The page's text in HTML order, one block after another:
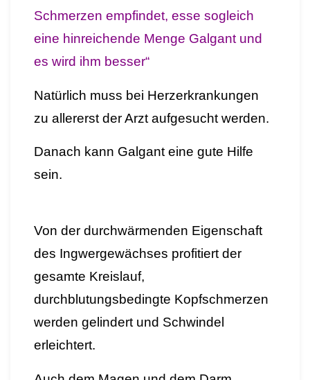
Schmerzen empfindet, esse sogleich
eine hinreichende Menge Galgant und
es wird ihm besser“
Natürlich muss bei Herzerkrankungen
zu allererst der Arzt aufgesucht werden.
Danach kann Galgant eine gute Hilfe
sein.
Von der durchwärmenden Eigenschaft
des Ingwergewächses profitiert der
gesamte Kreislauf,
durchblutungsbedingte Kopfschmerzen
werden gelindert und Schwindel
erleichtert.